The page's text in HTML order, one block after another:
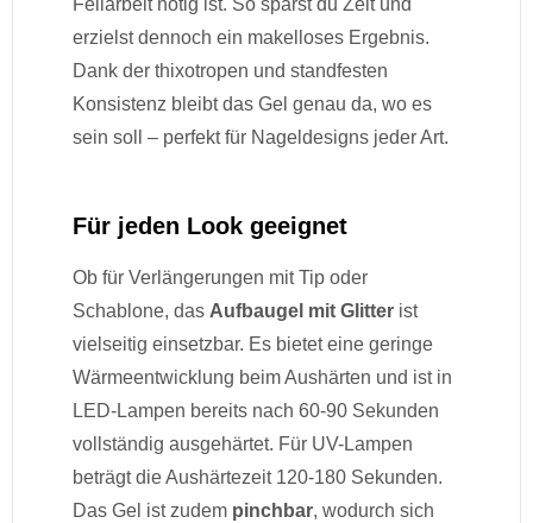
Feilarbeit nötig ist. So sparst du Zeit und
erzielst dennoch ein makelloses Ergebnis.
Dank der thixotropen und standfesten
Konsistenz bleibt das Gel genau da, wo es
sein soll – perfekt für Nageldesigns jeder Art.
Für jeden Look geeignet
Ob für Verlängerungen mit Tip oder
Schablone, das Aufbaugel mit Glitter ist
vielseitig einsetzbar. Es bietet eine geringe
Wärmeentwicklung beim Aushärten und ist in
LED-Lampen bereits nach 60-90 Sekunden
vollständig ausgehärtet. Für UV-Lampen
beträgt die Aushärtezeit 120-180 Sekunden.
Das Gel ist zudem pinchbar, wodurch sich